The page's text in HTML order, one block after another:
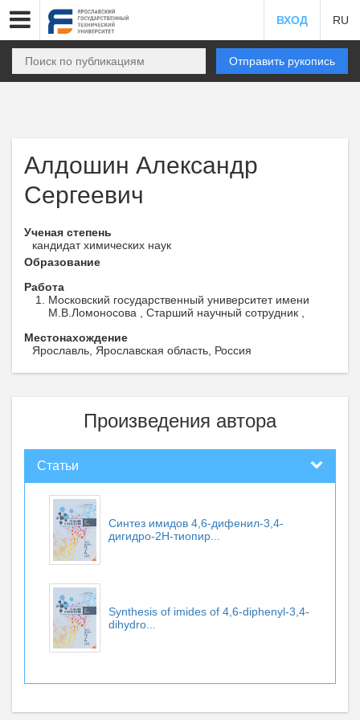
ВХОД RU
Отправить рукопись
Алдошин Александр
Сергеевич
Ученая степень
кандидат химических наук
Образование
Работа
Московский государственный университет имени
М.В.Ломоносова , Старший научный сотрудник ,
Местонахождение
Ярославль, Ярославская область, Россия
Произведения автора
Статьи
Синтез имидов 4,6-дифенил-3,4-
дигидро-2H-тиопир...
Synthesis of imides of 4,6-diphenyl-3,4-
dihydro...